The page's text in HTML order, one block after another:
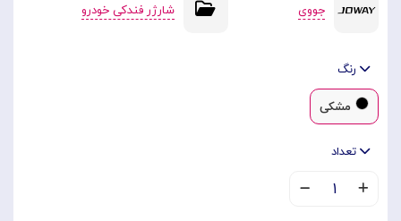
جووی شارژر فندکی خودرو
رنگ
مشکی
تعداد
۱